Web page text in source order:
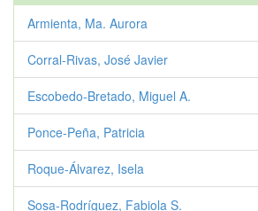
Armienta, Ma. Aurora
Corral-Rivas, José Javier
Escobedo-Bretado, Miguel A.
Ponce-Peña, Patricia
Roque-Álvarez, Isela
Sosa-Rodríguez, Fabiola S.